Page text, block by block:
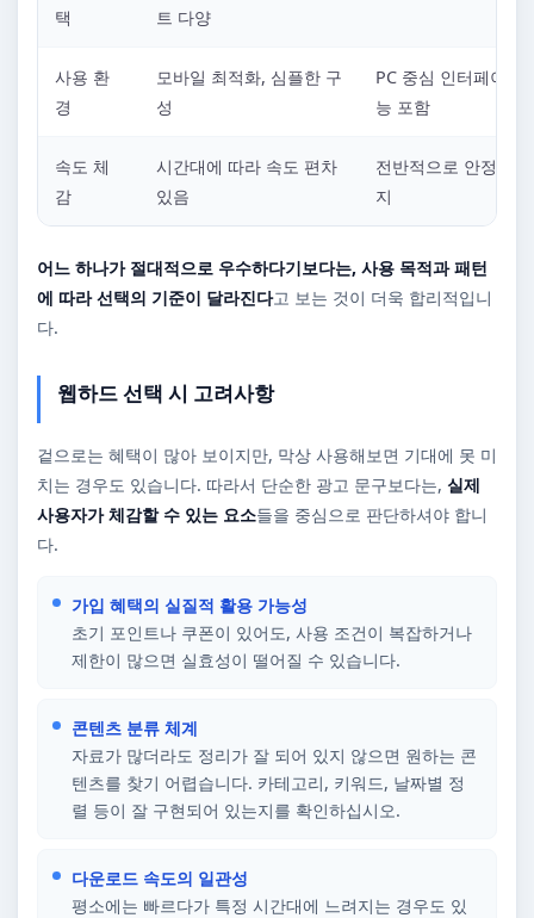
택
트 다양
사용 환
경
모바일 최적화, 심플한 구
성
PC 중심 인터페이스,
능 포함
속도 체
감
시간대에 따라 속도 편차
있음
전반적으로 안정적
지
어느 하나가 절대적으로 우수하다기보다는, 사용 목적과 패턴
에 따라 선택의 기준이 달라진다고 보는 것이 더욱 합리적입니
다.
웹하드 선택 시 고려사항
겉으로는 혜택이 많아 보이지만, 막상 사용해보면 기대에 못 미
치는 경우도 있습니다. 따라서 단순한 광고 문구보다는, 실제
사용자가 체감할 수 있는 요소들을 중심으로 판단하셔야 합니
다.
가입 혜택의 실질적 활용 가능성
초기 포인트나 쿠폰이 있어도, 사용 조건이 복잡하거나
제한이 많으면 실효성이 떨어질 수 있습니다.
콘텐츠 분류 체계
자료가 많더라도 정리가 잘 되어 있지 않으면 원하는 콘
텐츠를 찾기 어렵습니다. 카테고리, 키워드, 날짜별 정
렬 등이 잘 구현되어 있는지를 확인하십시오.
다운로드 속도의 일관성
평소에는 빠르다가 특정 시간대에 느려지는 경우도 있